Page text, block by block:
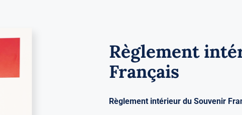
Règlement
Français
Règlement intérieur du Souvenir